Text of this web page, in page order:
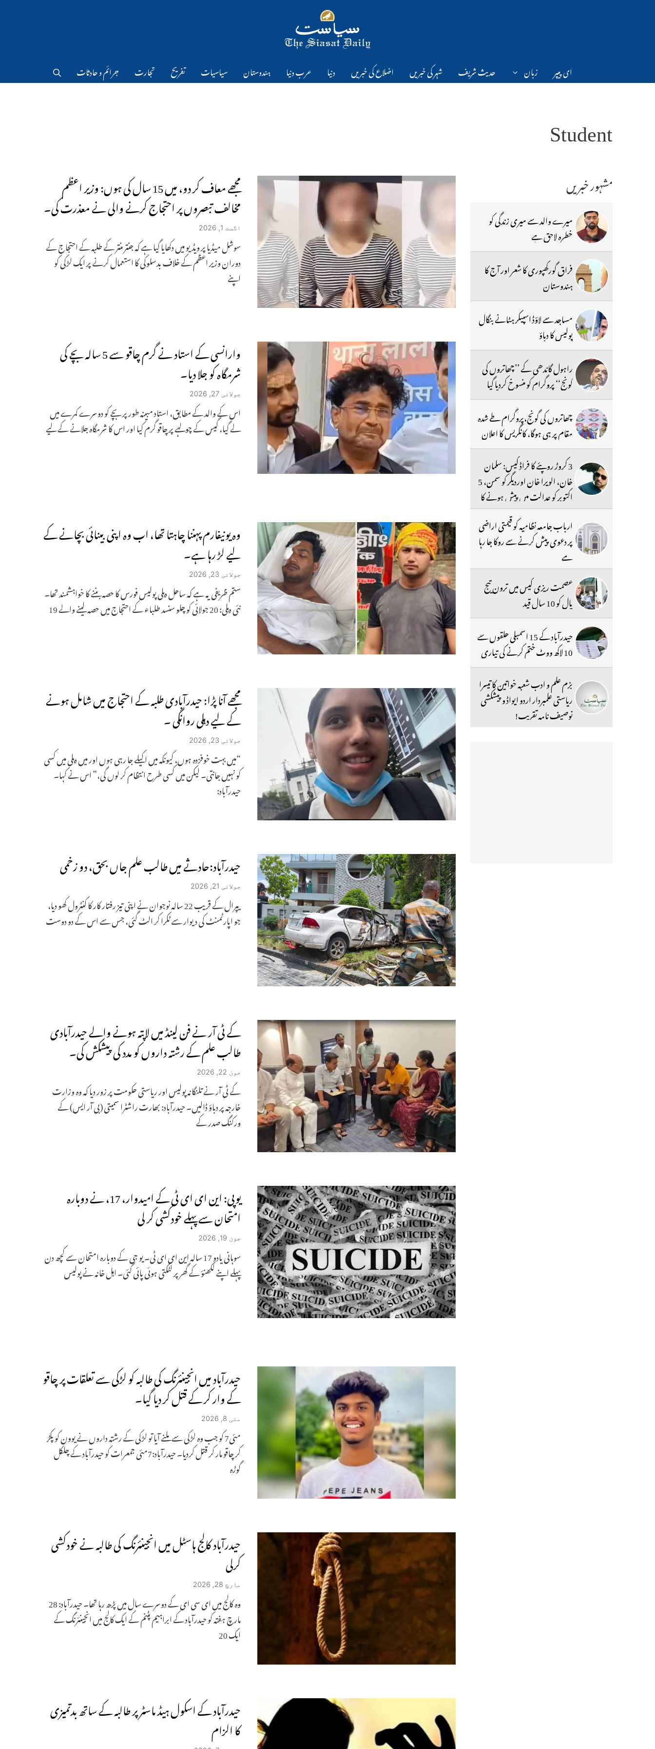
ای پیپر زبان حدیث شریف شہر کی خبریں اضلاع کی خبریں دنیا عرب دنیا ہندوستان سیاسیات تفریح تجارت جرائم و حادثات
Student
مجھے معاف کر دو، میں 15 سال کی ہوں: وزیر اعظم
مخالف تبصروں پر احتجاج کرنے والی نے معذرت کی۔
اگست 1, 2026
سوشل میڈیا پر ویڈیو میں دکھایا گیا ہے کہ جنتر منتر کے طلبہ کے احتجاج کے
دوران وزیر اعظم کے خلاف بدسلوکی کا استعمال کرنے پر ایک لڑکی کو
اپنے
وارانسی کے استاد نے گرم چاقو سے 5 سالہ بچے کی
شرمگاہ کو جلا دیا۔
جولائی 27, 2026
اس کے والد کے مطابق، استاد مبینہ طور پر بچے کو دوسرے کمرے میں
لے گیا، گیس کے چولہے پر چاقو گرم کیا اور اس کا شرمگاہ جلانے کے لیے
وہ یونیفارم پہننا چاہتا تھا، اب وہ اپنی بینائی بچانے کے
لیے لڑ رہا ہے۔
جولائی 23, 2026
ستم ظریفی یہ ہے کہ ساحل دہلی پولیس فورس کا حصہ بننے کا خواہشمند تھا۔
نئی دہلی: 20 جولائی کو چلو سنسد طلباء کے احتجاج میں حصہ لینے والے 19
مجھے آنا پڑا: حیدرآبادی طلبہ کے احتجاج میں شامل ہونے
کے لیے دہلی روانگی ۔
جولائی 23, 2026
“میں بہت خوفزدہ ہوں، کیونکہ میں اکیلے جا رہی ہوں اور میں دہلی میں کسی
کو نہیں جانتی۔ لیکن میں کسی طرح انتظام کر لوں گی،” اس نے کہا۔
حیدرآباد:
حیدرآباد:حادثے میں طالب علم جاں بحق، دو زخمی
جولائی 21, 2026
یپرال کے قریب 22 سالہ نوجوان نے اپنی تیز رفتار کار کا کنٹرول کھو دیا،
جو اپارٹمنٹ کی دیوار سے ٹکرا کر الٹ گئی، جس سے اس کے دو دوست
کے ٹی آر نے فن لینڈ میں لاپتہ ہونے والے حیدرآبادی
طالب علم کے رشتہ داروں کو مدد کی پیشکش کی۔
جون 22, 2026
کے ٹی آر نے تلنگانہ پولیس اور ریاستی حکومت پر زور دیا کہ وہ وزارت
خارجہ پر دباؤ ڈالیں۔ حیدرآباد: بھارت راشٹرا سمیتی (بی آر ایس) کے
ورکنگ صدر کے
یوپی: این ای ای ٹی کے امیدوار، 17، نے دوبارہ
امتحان سے پہلے خودکشی کر لی
جون 19, 2026
سوہانی یادو 17 سالہ این ای ای ٹی۔ یو جی کے دوبارہ امتحان سے کچھ دن
پہلے اپنے لکھنؤ کے گھر پر لٹکتی ہوئی پائی گئی۔ اہل خانہ نے پولیس
حیدرآباد میں انجینئرنگ کی طالبہ کو لڑکی سے تعلقات پر چاقو
کے وار کر کے قتل کر دیا گیا۔
مئی 8, 2026
مئی7 کو جب وہ لڑکی سے ملنے آیا تو لڑکی کے رشتہ داروں نے یوون کو پکڑ
کر چاقو مار کر قتل کردیا۔ حیدرآباد:7مئی جمعرات کو حیدرآباد کے چلکل
گوڑہ
حیدرآباد کالج ہاسٹل میں انجینئرنگ کی طالبہ نے خودکشی
کرلی
مارچ 28, 2026
وہ کالج میں ای سی ای کے دوسرے سال میں پڑھ رہا تھا۔ حیدرآباد: 28
مارچ ہفتہ کو حیدرآباد کے ابراہیم پٹنم کے ایک کالج میں انجینئرنگ کے
ایک 20
حیدرآباد کے اسکول ہیڈ ماسٹر پر طالبہ کے ساتھ بدتمیزی
کا الزام
مشہور خبریں
میرے والد سے میری زندگی کو
خطرہ لاحق ہے
فراق گورکھپوری کا شعر اور آج کا
ہندوستان
مساجد سے لاؤڈ اسپیکر ہٹانے بنگال
پولیس کا دباؤ
راہول گاندھی کے ’’چھاتروں کی
گونج‘‘ پروگرام کو منسوخ کردیا گیا
چھاتروں کی گونج،پروگرام طے شدہ
مقام پر ہی ہوگا، کانگریس کا اعلان
3 کروڑ روپئے کا فراڈ کیس: سلمان
خان، الویرا خان اوردیگر کو سمن، 5
اکتوبر کو عدالت میں پیش ہونے کا
حکم
ارباب جامعہ نظامیہ کو قیمتی اراضی
پر دعوی پیش کرنے سے روکا جا رہا
ہے
عصمت ریزی کیس میں ترون تیج
پال کو 10 سال قید
حیدرآباد کے 15 اسمبلی حلقوں سے
10 لاکھ ووٹ ختم کرنے کی تیاری
بزم علم و ادب شعبہ خواتین کا تیسرا
ریاستی علمبردار اردو ایواڈ و پیشکشی
توصیف نامہ تقریب!